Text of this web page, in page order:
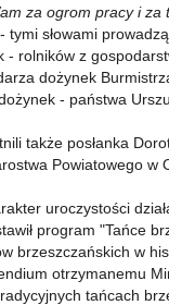
za ogrom pracy i za
- tymi słowami
- rolników z
dożynek
- państwa
także posłanka
Powiatowego w
uroczystości
program "Tańce
brzeszczańskich w
otrzymanemu
tańcach